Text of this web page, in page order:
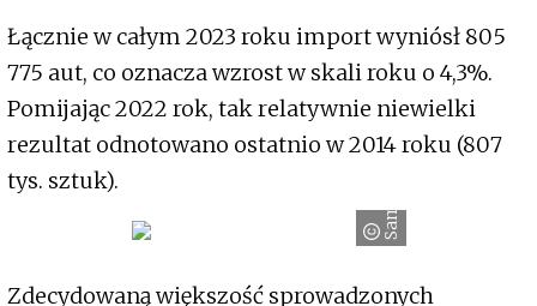
Łącznie w całym 2023 roku import wyniósł 805
775 aut, co oznacza wzrost w skali roku o 4,3%.
Pomijając 2022 rok, tak relatywnie niewielki
rezultat odnotowano ostatnio w 2014 roku (807
tys. sztuk).
Samar
Zdecydowaną większość sprowadzonych